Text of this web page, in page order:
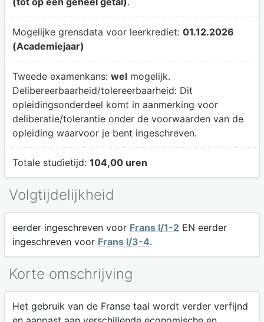
Mogelijke grensdata voor leerkrediet: 01.12.2026
(Academiejaar)
Tweede examenkans: welmogelijk.
Delibereerbaarheid/tolereerbaarheid: Dit
opleidingsonderdeel komt in aanmerking voor
deliberatie/tolerantie onder de voorwaarden van de
opleiding waarvoor je bent ingeschreven.
Totale studietijd: 104,00 uren
Volgtijdelijkheid
eerder ingeschreven voor Frans I/1-2EN eerder
ingeschreven voor Frans I/3-4.
Korte omschrijving
Het gebruik van de Franse taal wordt verder verfijnd